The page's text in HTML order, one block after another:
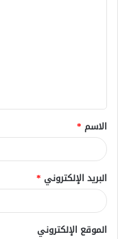
ق
*
الاسم *
البريد الإلكتروني *
الموقع الإلكتروني